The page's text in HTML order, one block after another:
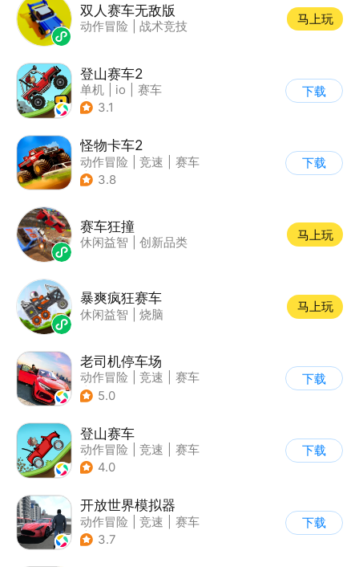
双人赛车无敌版
动作冒险 战术竞技
马上玩
登山赛车2
单机 io
赛车
| 欧美风
3.1
下载
怪物卡车2
动作冒险 竞速
赛车
| 卡通
3.8
下载
赛车狂撞
休闲益智 创新品类
马上玩
暴爽疯狂赛车
休闲益智 烧脑
马上玩
老司机停车场
动作冒险 竞速
赛车
| 写实
5.0
下载
登山赛车
动作冒险 竞速
赛车
| 卡通
4.0
下载
开放世界模拟器
动作冒险 竞速
赛车
| 开放世界
3.7
下载